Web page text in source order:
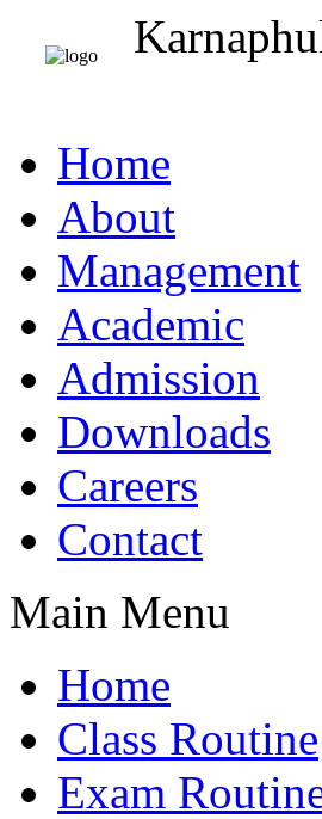
Home
About
Management
Academic
Admission
Downloads
Careers
Contact
Main Menu
Home
Class Routine
Exam